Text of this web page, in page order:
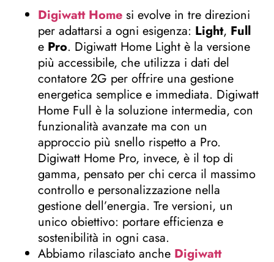
Digiwatt Home si evolve in tre direzioni
per adattarsi a ogni esigenza: Light, Full
e Pro. Digiwatt Home Light è la versione
più accessibile, che utilizza i dati del
contatore 2G per offrire una gestione
energetica semplice e immediata. Digiwatt
Home Full è la soluzione intermedia, con
funzionalità avanzate ma con un
approccio più snello rispetto a Pro.
Digiwatt Home Pro, invece, è il top di
gamma, pensato per chi cerca il massimo
controllo e personalizzazione nella
gestione dell’energia. Tre versioni, un
unico obiettivo: portare efficienza e
sostenibilità in ogni casa.
Abbiamo rilasciato anche Digiwatt